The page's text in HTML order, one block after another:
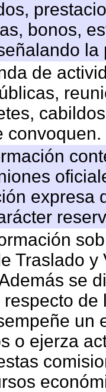
bonos,
de
convoquen.
expresa
Traslado
se
un
o ejerza